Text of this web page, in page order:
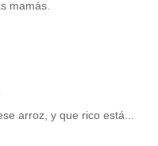
mamás.
arroz, y que rico está...